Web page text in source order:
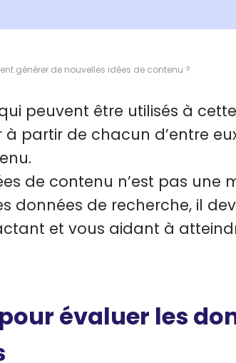
générer de nouvelles idées de contenu ?
peuvent être utilisés à
partir de chacun d’entre
de contenu n’est pas une
données de recherche, il
et vous aidant à
évaluer les